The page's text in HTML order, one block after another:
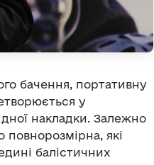
бачення, портативну
у
накладки. Залежно
повнорозмірна, які
балістичних